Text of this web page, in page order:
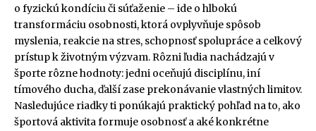
o fyzickú kondíciu či súťaženie – ide o hlbokú
transformáciu osobnosti, ktorá ovplyvňuje spôsob
myslenia, reakcie na stres, schopnosť spolupráce a celkový
prístup k životným výzvam. Rôzni ľudia nachádzajú v
športe rôzne hodnoty: jedni oceňujú disciplínu, iní
tímového ducha, ďalší zase prekonávanie vlastných limitov.
Nasledujúce riadky ti ponúkajú praktický pohľad na to, ako
športová aktivita formuje osobnosť a aké konkrétne